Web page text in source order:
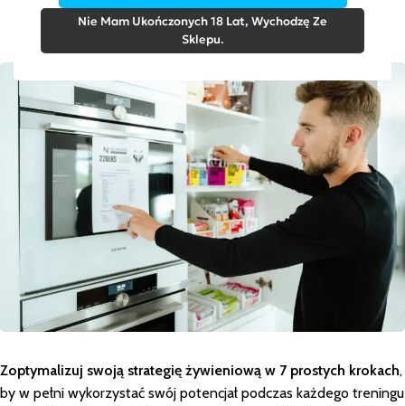
Nie Mam Ukończonych 18 Lat, Wychodzę Ze
Sklepu.
nawadniania w sporcie
W dniu 30 stycznia, 2025
Zoptymalizuj swoją strategię żywieniową w 7 prostych krokach,
by w pełni wykorzystać swój potencjał podczas każdego treningu